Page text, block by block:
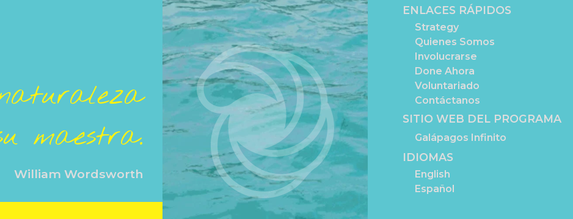
maestra.
William Wordsworth
ENLACES RÁPIDOS
Strategy
Quienes Somos
Involucrarse
Done Ahora
Voluntariado
Contáctanos
SITIO WEB DEL PROGRAMA
Galápagos Infinito
IDIOMAS
English
Español